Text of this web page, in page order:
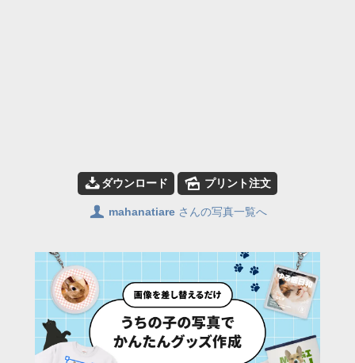
📥ダウンロード 🌄 プリント注文
👤 mahanatiareさんの写真一覧へ